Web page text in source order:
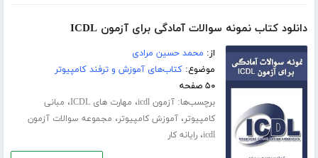
دانلود کتاب نمونه سوالات آمادگی برای آزمون ICDL
از: محمد حسین مرادی
موضوع:کتاب‌های آموزش و ترفند کامپیوتر
۵۰ صفحه
برچسب‌ها:آزمون icdl ، مهارت های ICDL ، مبانی
کامپیوتر،آموزش کامپیوتر، مجموعه سوالات آزمون
icdl،رایانه کار